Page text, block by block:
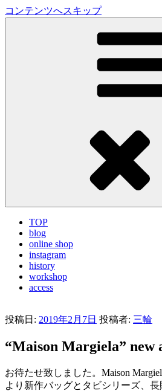
コンテンツへスキップ
LA VILLA ROUGE Blog
TOP
blog
online shop
instagram
history
workshop
access
投稿日: 2019年2月7日 投稿者: 三輪
“Maison Margiela” new
お待たせ致しました。Maison
より新作バッグとタビシリーズ、